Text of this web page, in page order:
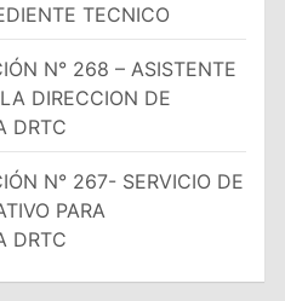
TECNICO
N° 268 – ASISTENTE
DIRECCION DE
DRTC
N° 267- SERVICIO DE
PARA
DRTC